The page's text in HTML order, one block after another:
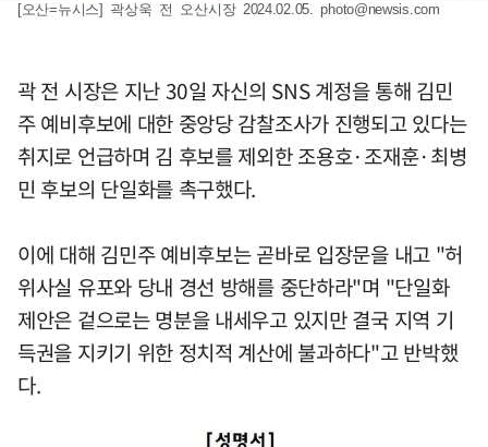
[오산=뉴시스] 곽상욱 전 오산시장 2024.02.05.photo@newsis.com
곽 전 시장은 지난 30일 자신의 SNS 계정을 통해 김민
주 예비후보에 대한 중앙당 감찰조사가 진행되고 있다는
취지로 언급하며 김 후보를 제외한 조용호·조재훈·최병
민 후보의 단일화를 촉구했다.
이에 대해 김민주 예비후보는 곧바로 입장문을 내고 "허
위사실 유포와 당내 경선 방해를 중단하라"며 "단일화
제안은 겉으로는 명분을 내세우고 있지만 결국 지역 기
득권을 지키기 위한 정치적 계산에 불과하다"고 반박했
다.